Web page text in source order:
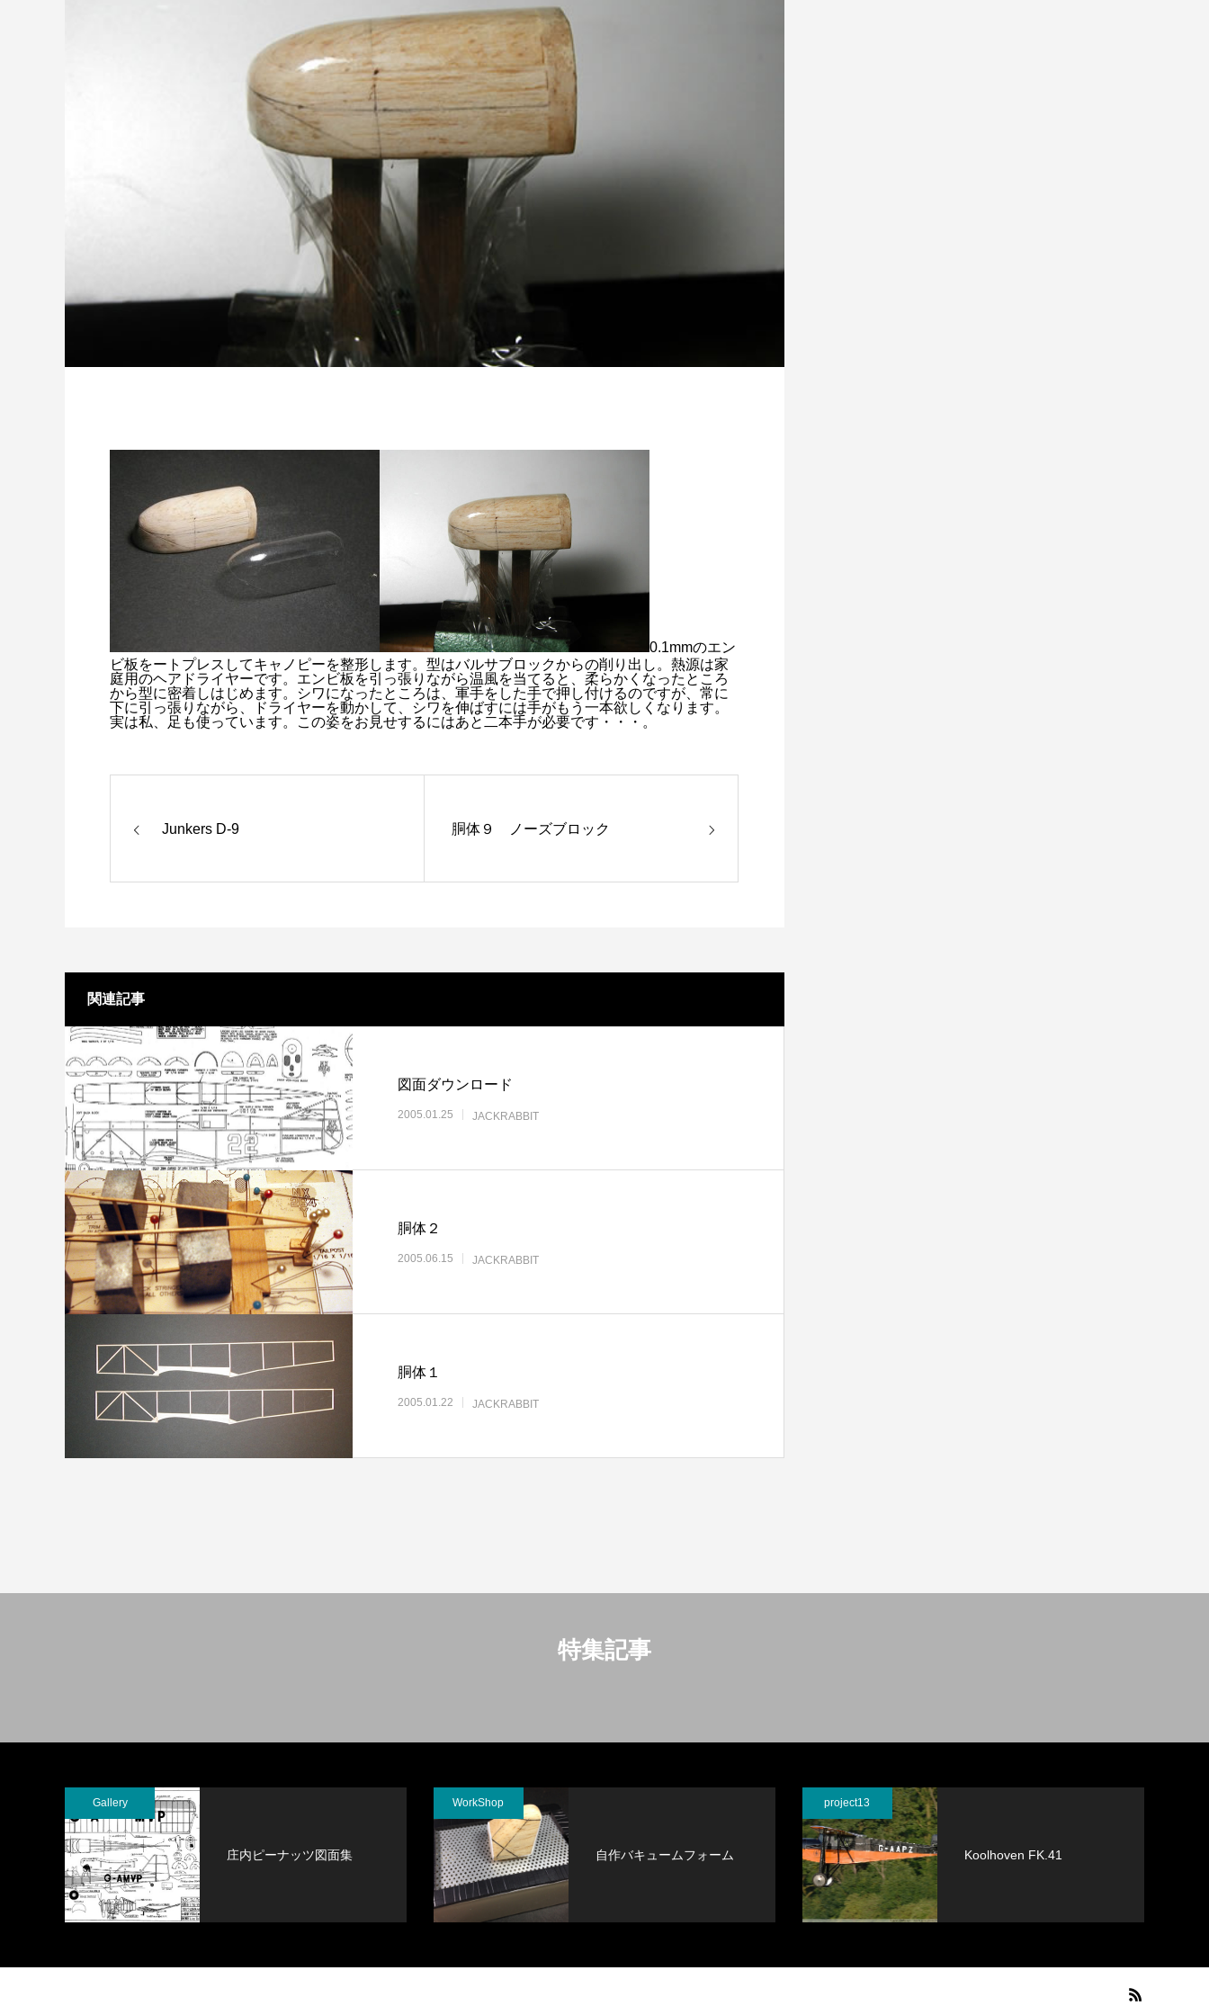
0.1mmのエン
ビ板をートプレスしてキャノピーを整形します。型はバルサブロックからの削り出し。熱源は家
庭用のヘアドライヤーです。エンビ板を引っ張りながら温風を当てると、柔らかくなったところ
から型に密着しはじめます。シワになったところは、軍手をした手で押し付けるのですが、常に
下に引っ張りながら、ドライヤーを動かして、シワを伸ばすには手がもう一本欲しくなります。
実は私、足も使っています。この姿をお見せするにはあと二本手が必要です・・・。
Junkers D-9 胴体９ ノーズブロック
関連記事
図面ダウンロード
2005.01.25 JACKRABBIT
胴体２
2005.06.15 JACKRABBIT
胴体１
2005.01.22 JACKRABBIT
特集記事
Gallery
庄内ピーナッツ図面集
WorkShop
自作バキュームフォーム
project13
Koolhoven FK.41